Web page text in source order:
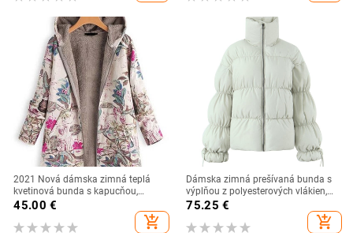
2021 Nová dámska zimná teplá
kvetinová bunda s kapucňou,
kvetinová potlač, vintage
prešívaná bunda, dámske parky
45.00 €
add_shopping_cart
Dámska zimná prešívaná bunda s
výplňou z polyesterových vlákien,
hrubá, dlhé rukávy, stojací golier
75.25 €
add_shopping_cart